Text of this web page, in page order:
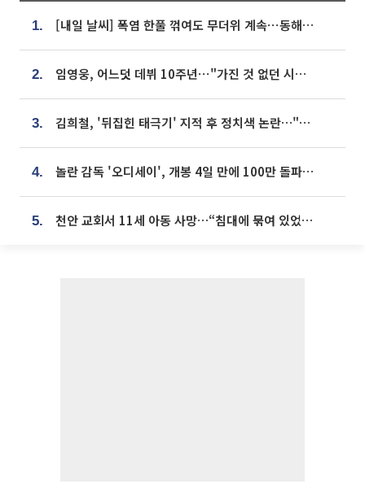
1. [내일 날씨] 폭염 한풀 꺾여도 무더위 계속⋯동해안 이틀 연속 비
2. 임영웅, 어느덧 데뷔 10주년⋯"가진 것 없던 시절, 내 앞엔 20명의 팬뿐"
3. 김희철, '뒤집힌 태극기' 지적 후 정치색 논란…"좌우 떠나 우리나라 국기"
4. 놀란 감독 '오디세이', 개봉 4일 만에 100만 돌파⋯'왕사남' 보다 빠르다
5. 천안 교회서 11세 아동 사망…“침대에 묶여 있었다” 진술 확보